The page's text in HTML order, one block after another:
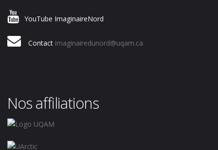
YouTube ImaginaireNord
Contact imaginairedunord@uqam.ca
Nos affiliations